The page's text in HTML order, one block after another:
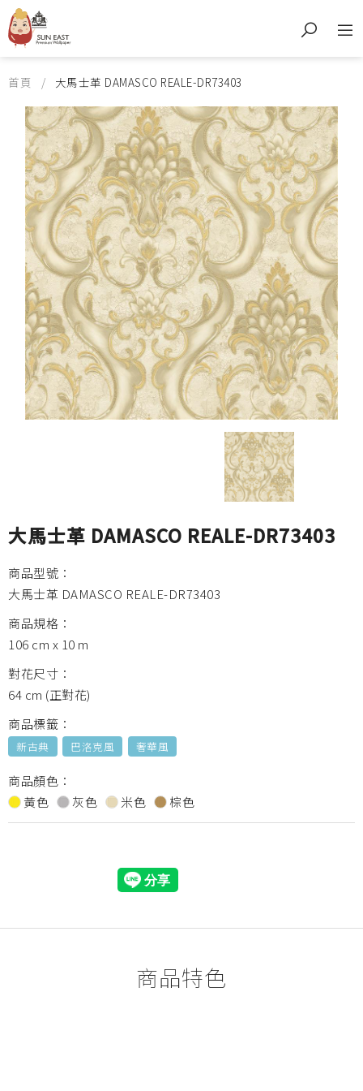
首頁 大馬士革 DAMASCO REALE-DR73403
大馬士革 DAMASCO REALE-DR73403
商品型號：
大馬士革 DAMASCO REALE-DR73403
商品規格：
106 cm x 10 m
對花尺寸：
64 cm (正對花)
商品標籤：
新古典 巴洛克風 奢華風
商品顏色：
黃色
灰色 米色 棕色
商品特色